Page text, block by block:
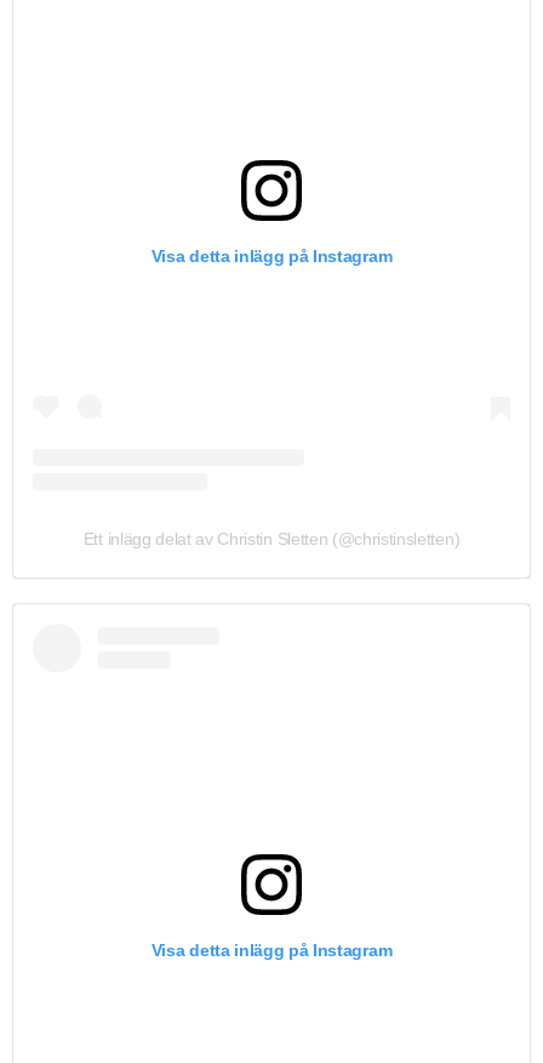
Visa detta inlägg på Instagram
Ett inlägg delat av Christin Sletten (@christinsletten)
Visa detta inlägg på Instagram